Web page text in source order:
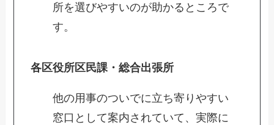
所を選びやすいのが助かるところで
す。
各区役所区民課・総合出張所
他の用事のついでに立ち寄りやすい
窓口として案内されていて、実際に